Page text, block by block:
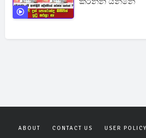
ABOUT CONTACT US USER POLICY